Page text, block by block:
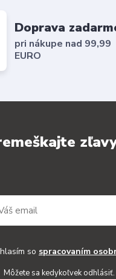
Doprava
pri nákupe nad 99,99
EURO
so spracovaním
Môžete sa kedykoľvek